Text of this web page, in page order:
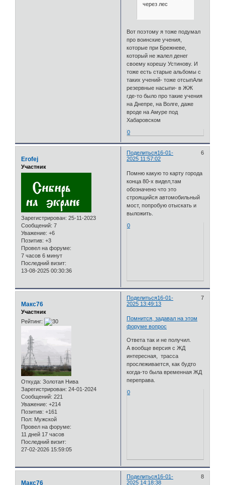
через лес
Вот поэтому я тоже подумал
про воинские учения,
которые при Брежневе,
который не жалел денег
своему корешу Устинову. И
тоже есть старые альбомы с
таких учений- тоже отсыпАли
резервные насыпи- в ЖЖ
где-то было про такие учения
на Днепре, на Волге, даже
вроде на Амуре под
Хабаровском
0
Поделиться 6
16-01-
2025 11:57:02
Erofej
Участник
Зарегистрирован: 25-11-2023
Сообщений: 7
Уважение: +6
Позитив: +3
Провел на форуме:
7 часов 6 минут
Последний визит:
13-08-2025 00:30:36
Помню какую то карту города
конца 80-х видел,там
обозначено что это
строящийся автомобильный
мост, попробую отыскать и
выложить.
0
Поделиться 7
16-01-
2025 13:49:13
Макс76
Участник
Рейтинг:
Откуда: Золотая Нива
Зарегистрирован: 24-01-2024
Сообщений: 221
Уважение: +214
Позитив: +161
Пол: Мужской
Провел на форуме:
11 дней 17 часов
Последний визит:
27-02-2026 15:59:05
Помнится, задавал на этом
форуме вопрос
Ответа так и не получил.
А вообще версия с ЖД
интересная, трасса
прослеживается, как будто
когда-то была временная ЖД
переправа.
0
Поделиться 8
16-01-
2025 14:18:38
Макс76